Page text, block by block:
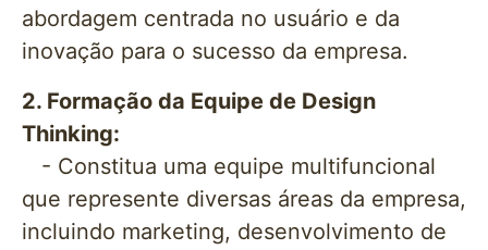
abordagem centrada no usuário e da
inovação para o sucesso da empresa.
2. Formação da Equipe de Design
Thinking:
- Constitua uma equipe multifuncional
que represente diversas áreas da empresa,
incluindo marketing, desenvolvimento de